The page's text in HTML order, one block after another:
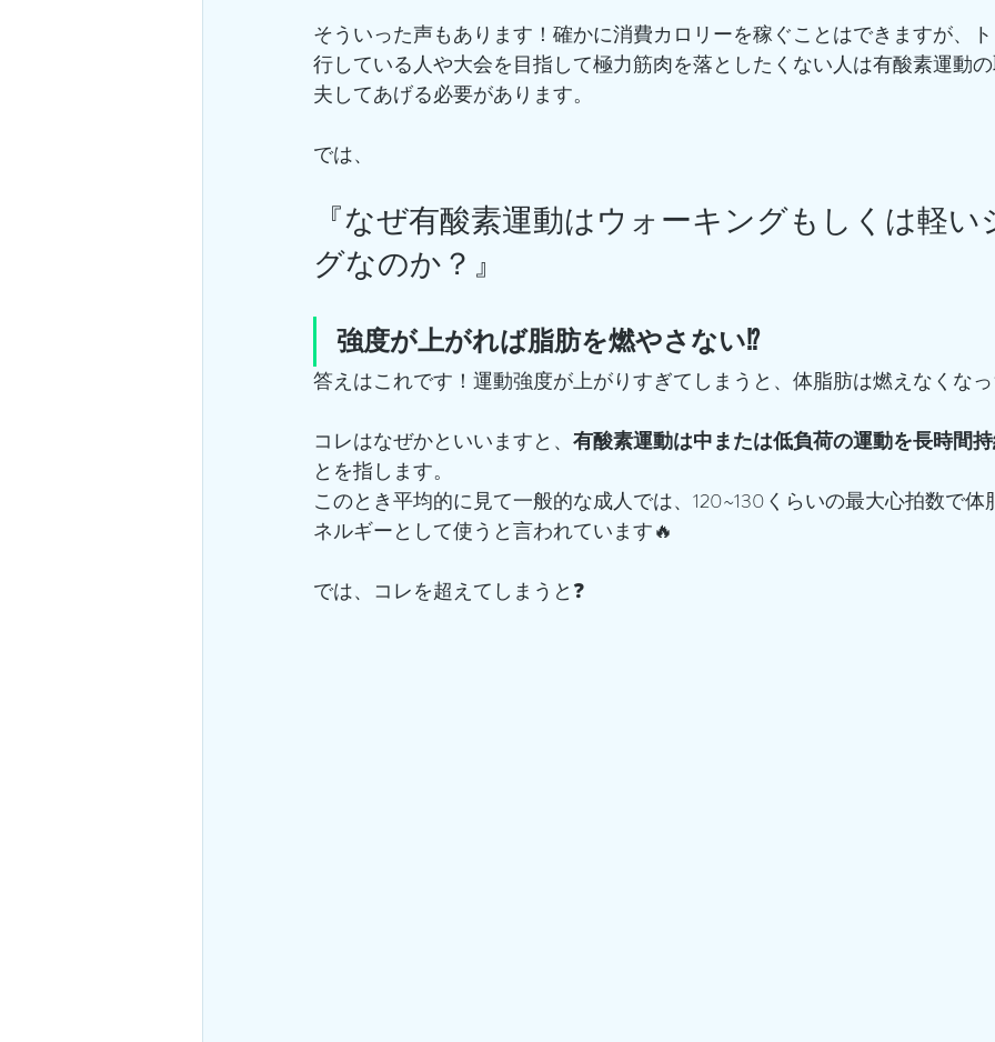
そういった声もあります！確かに消費カロリーを稼ぐことはできますが、
行している人や大会を目指して極力筋肉を落としたくない人は有酸素運動
夫してあげる必要があります。
では、
『なぜ有酸素運動はウォーキングもしくは軽
グなのか？』
強度が上がれば脂肪を燃やさない⁉️
答えはこれです！運動強度が上がりすぎてしまうと、体脂肪は燃えなくな
コレはなぜかといいますと、 有酸素運動は中または低負荷の運動を長時間
とを指します。
このとき平均的に見て一般的な成人では、120~130くらいの最大心拍数で体
ネルギーとして使うと言われています🔥
では、コレを超えてしまうと❓